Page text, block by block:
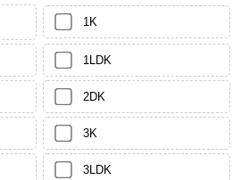
1K
1LDK
2DK
3K
3LDK